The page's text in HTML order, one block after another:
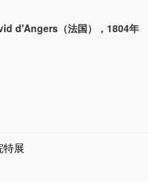
d'Angers（法国），1804年
特展